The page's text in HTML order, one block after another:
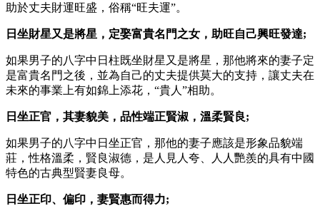
助於丈夫財運旺盛，俗稱“旺夫運”。
日坐財星又是將星，定娶富貴名門之女，助旺自己興旺發達;
如果男子的八字中日柱既坐財星又是將星，那他將來的妻子定
是富貴名門之後，並為自己的丈夫提供莫大的支持，讓丈夫在
未來的事業上有如錦上添花，“貴人”相助。
日坐正官，其妻貌美，品性端正賢淑，溫柔賢良;
如果男子的八字中日坐正官，那他的妻子應該是形象品貌端
莊，性格溫柔，賢良淑德，是人見人夸、人人艷羨的具有中國
特色的古典型賢妻良母。
日坐正印、偏印，妻賢惠而得力;